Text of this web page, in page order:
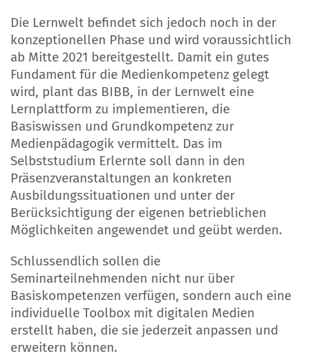
Die Lernwelt befindet sich jedoch noch in der
konzeptionellen Phase und wird voraussichtlich
ab Mitte 2021 bereitgestellt. Damit ein gutes
Fundament für die Medienkompetenz gelegt
wird, plant das BIBB, in der Lernwelt eine
Lernplattform zu implementieren, die
Basiswissen und Grundkompetenz zur
Medienpädagogik vermittelt. Das im
Selbststudium Erlernte soll dann in den
Präsenzveranstaltungen an konkreten
Ausbildungssituationen und unter der
Berücksichtigung der eigenen betrieblichen
Möglichkeiten angewendet und geübt werden.
Schlussendlich sollen die
Seminarteilnehmenden nicht nur über
Basiskompetenzen verfügen, sondern auch eine
individuelle Toolbox mit digitalen Medien
erstellt haben, die sie jederzeit anpassen und
erweitern können.